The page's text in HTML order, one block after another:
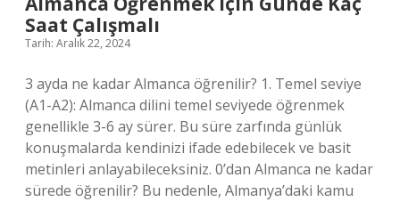
Saat Çalışmalı
Tarih: Aralık 22, 2024
3 ayda ne kadar Almanca öğrenilir? 1. Temel seviye
(A1-A2): Almanca dilini temel seviyede öğrenmek
genellikle 3-6 ay sürer. Bu süre zarfında günlük
konuşmalarda kendinizi ifade edebilecek ve basit
metinleri anlayabileceksiniz. 0’dan Almanca ne kadar
sürede öğrenilir? Bu nedenle, Almanya’daki kamu